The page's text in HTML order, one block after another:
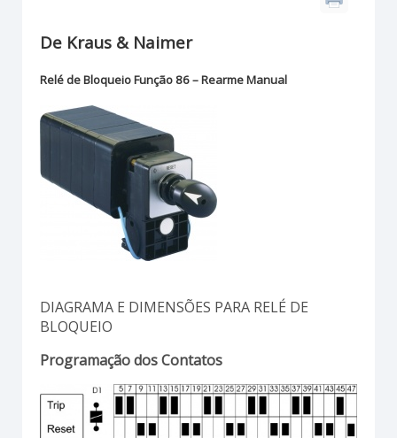
De Kraus & Naimer
Relé de Bloqueio Função 86 – Rearme Manual
DIAGRAMA E DIMENSÕES PARA RELÉ DE
BLOQUEIO
Programação dos Contatos